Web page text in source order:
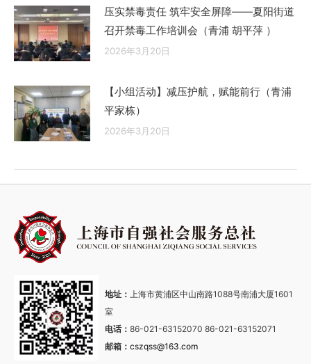
压实禁毒责任 筑牢安全屏障——夏阳街道
召开禁毒工作培训会（青浦 胡平萍 ）
2026年3月20日
【小组活动】减压护航，赋能前行（青浦
平家栋）
2026年3月20日
地址： 上海市黄浦区中山南路1088号南浦大厦1601
室
电话： 86-021-63152070 86-021-63152071
邮箱： cszqss@163.com